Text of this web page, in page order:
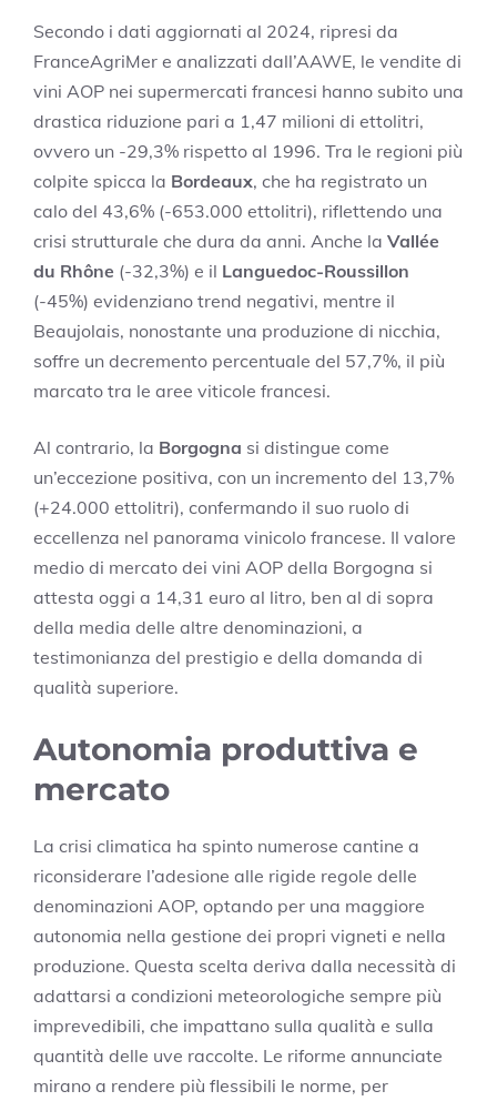
Secondo i dati aggiornati al 2024, ripresi da
FranceAgriMer e analizzati dall’AAWE, le vendite di
vini AOP nei supermercati francesi hanno subito una
drastica riduzione pari a 1,47 milioni di ettolitri,
ovvero un -29,3% rispetto al 1996. Tra le regioni più
colpite spicca la Bordeaux, che ha registrato un
calo del 43,6% (-653.000 ettolitri), riflettendo una
crisi strutturale che dura da anni. Anche la Vallée
du Rhône (-32,3%) e il Languedoc-Roussillon
(-45%) evidenziano trend negativi, mentre il
Beaujolais, nonostante una produzione di nicchia,
soffre un decremento percentuale del 57,7%, il più
marcato tra le aree viticole francesi.
Al contrario, la Borgogna si distingue come
un’eccezione positiva, con un incremento del 13,7%
(+24.000 ettolitri), confermando il suo ruolo di
eccellenza nel panorama vinicolo francese. Il valore
medio di mercato dei vini AOP della Borgogna si
attesta oggi a 14,31 euro al litro, ben al di sopra
della media delle altre denominazioni, a
testimonianza del prestigio e della domanda di
qualità superiore.
Autonomia produttiva e
mercato
La crisi climatica ha spinto numerose cantine a
riconsiderare l’adesione alle rigide regole delle
denominazioni AOP, optando per una maggiore
autonomia nella gestione dei propri vigneti e nella
produzione. Questa scelta deriva dalla necessità di
adattarsi a condizioni meteorologiche sempre più
imprevedibili, che impattano sulla qualità e sulla
quantità delle uve raccolte. Le riforme annunciate
mirano a rendere più flessibili le norme, per